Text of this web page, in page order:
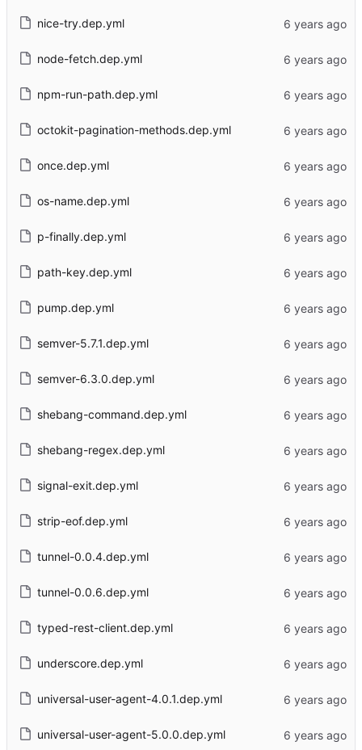
nice-try.dep.yml
node-fetch.dep.yml
npm-run-path.dep.yml
octokit-pagination-methods.dep.yml
once.dep.yml
os-name.dep.yml
p-finally.dep.yml
path-key.dep.yml
pump.dep.yml
semver-5.7.1.dep.yml
semver-6.3.0.dep.yml
shebang-command.dep.yml
shebang-regex.dep.yml
signal-exit.dep.yml
strip-eof.dep.yml
tunnel-0.0.4.dep.yml
tunnel-0.0.6.dep.yml
typed-rest-client.dep.yml
underscore.dep.yml
universal-user-agent-4.0.1.dep.yml
universal-user-agent-5.0.0.dep.yml